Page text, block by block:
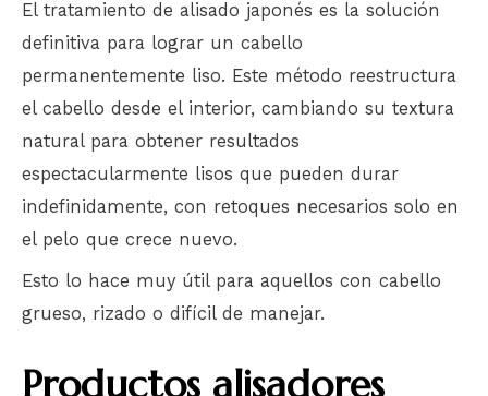
El tratamiento de alisado japonés es la solución
definitiva para lograr un cabello
permanentemente liso. Este método reestructura
el cabello desde el interior, cambiando su textura
natural para obtener resultados
espectacularmente lisos que pueden durar
indefinidamente, con retoques necesarios solo en
el pelo que crece nuevo.
Esto lo hace muy útil para aquellos con cabello
grueso, rizado o difícil de manejar.
Productos alisadores